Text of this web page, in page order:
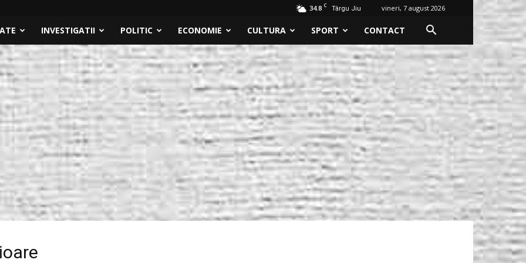
34.8 C Târgu Jiu vineri, 7 august 2026
INVESTIGATII POLITIC ECONOMIE CULTURA SPORT CONTACT